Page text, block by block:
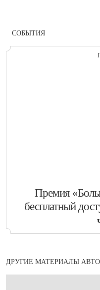
СОБЫТИЯ
​Премия
бесплатный
ДРУГИЕ МАТЕРИАЛЫ